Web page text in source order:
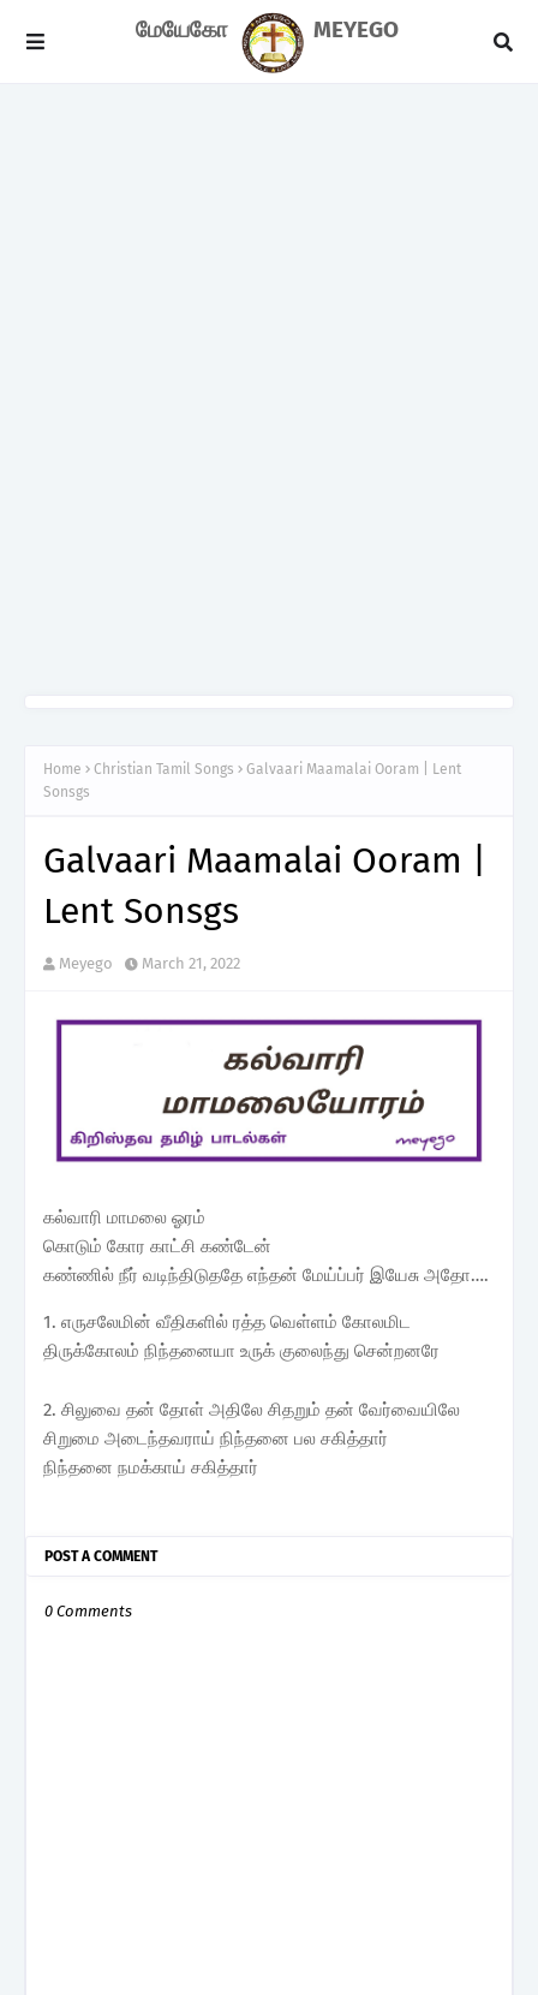
மேயேகோ MEYEGO
Home Christian Tamil Songs
Galvaari Maamalai Ooram | Lent
Sonsgs
Galvaari Maamalai Ooram |
Lent Sonsgs
Meyego March 21, 2022
கல்வாரி மாமலை ஓரம்
கொடும் கோர காட்சி கண்டேன்
கண்ணில் நீர் வடிந்திடுததே எந்தன் மேய்ப்பர் இயேசு அதோ….
1. எருசலேமின் வீதிகளில் ரத்த வெள்ளம் கோலமிட
திருக்கோலம் நிந்தனையா உருக் குலைந்து சென்றனரே
2. சிலுவை தன் தோள் அதிலே சிதறும் தன் வேர்வையிலே
சிறுமை அடைந்தவராய் நிந்தனை பல சகித்தார்
நிந்தனை நமக்காய் சகித்தார்
POST A COMMENT
0 Comments